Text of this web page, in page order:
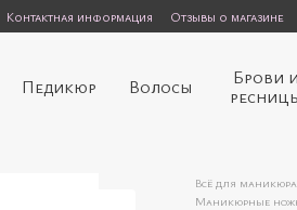
Контактная информация Отзывы о магазине
Педикюр Волосы
Брови и
Всё для
Маникюрные